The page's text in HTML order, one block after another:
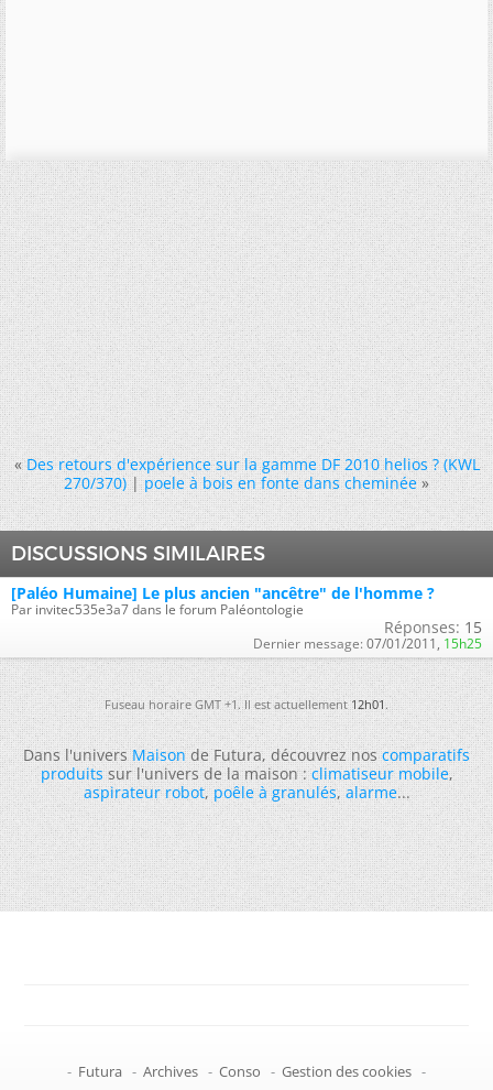
« Des retours d'expérience sur la gamme DF 2010 helios ? (KWL
270/370)|poele à bois en fonte dans cheminée »
DISCUSSIONS SIMILAIRES
[Paléo Humaine] Le plus ancien "ancêtre" de l'homme ?
Par invitec535e3a7 dans le forum Paléontologie
Réponses: 15
Dernier message: 07/01/2011, 15h25
Fuseau horaire GMT +1. Il est actuellement12h01.
Dans l'universMaisonde Futura, découvrez noscomparatifs
produitssur l'univers de la maison :climatiseur mobile,
aspirateur robot,poêle à granulés,alarme...
- Futura - Archives - Conso - Gestion des cookies -